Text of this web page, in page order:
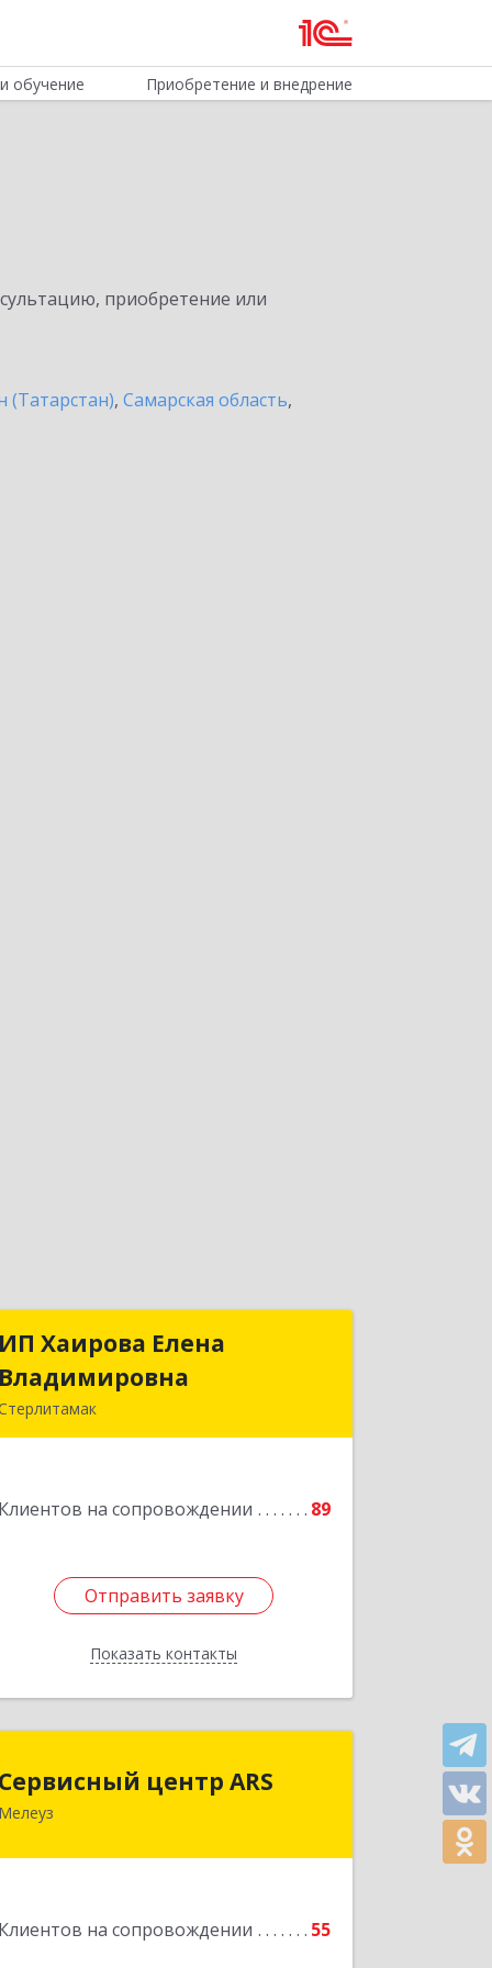
обучение Приобретение и внедрение
приобретение или
(Татарстан), Самарская область,
ИП Хаирова Елена
Владимировна
Клиентов на сопровождении 89
Отправить заявку
Показать контакты
ИП Хаирова Елена
Владимировна
Отправить заявку
Назад
Сервисный центр ARS
Мелеуз
Клиентов на сопровождении 55
Сервисный центр ARS